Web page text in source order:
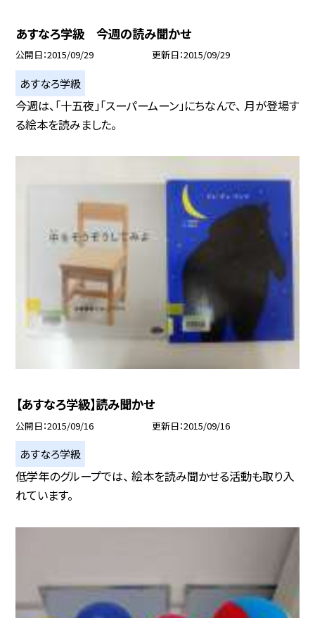
あすなろ学級 今週の読み聞かせ
公開日 2015/09/29 更新日 2015/09/29
あすなろ学級
今週は、「十五夜」「スーパームーン」にちなんで、 月が登場す
る絵本を読みました。
【あすなろ学級】読み聞かせ
公開日 2015/09/16 更新日 2015/09/16
あすなろ学級
低学年のグループでは、 絵本を読み聞かせる活動も取り入
れています。